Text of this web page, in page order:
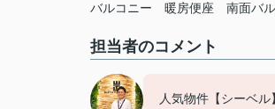
バルコニー 暖房便座 南面バ
担当者のコメント
人気物件【シーベ